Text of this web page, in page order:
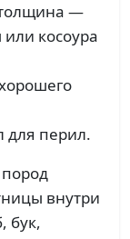
—
косоура
для перил.
внутри
бук,